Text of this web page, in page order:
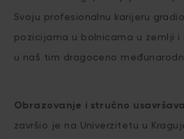
Svoju profesionalnu karijeru
pozicijama u bolnicama u zemlji
u naš tim dragoceno
Obrazovanje i stručno
završio je na Univerzitetu u